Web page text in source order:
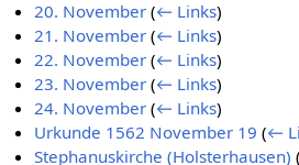
20. November (← Links)
21. November (← Links)
22. November (← Links)
23. November (← Links)
24. November (← Links)
Urkunde 1562 November 19 (←
Stephanuskirche (Holsterhausen) (